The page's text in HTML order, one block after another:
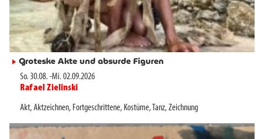
► Groteske Akte und absurde Figuren
So. 30.08.-Mi. 02.09.2026
Rafael Zielinski
Akt,Aktzeichnen, Fortgeschrittene, Kostüme, Tanz,Zeichnung